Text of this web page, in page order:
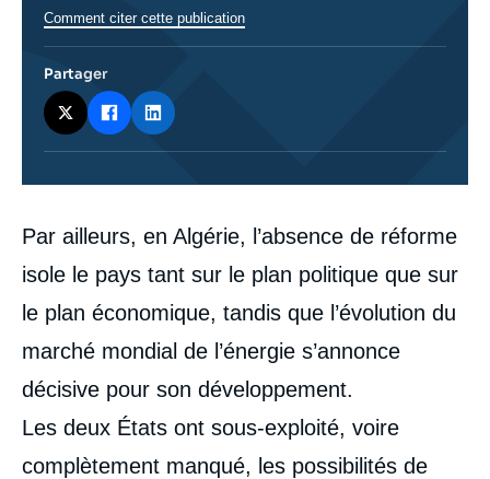
Corps
analyses
Par ailleurs, en Algérie, l’absence de réforme
isole le pays tant sur le plan politique que sur
le plan économique, tandis que l’évolution du
marché mon­dial de l’énergie s’annonce
décisive pour son développement.
Les deux États ont sous-exploité, voire
complètement man­qué, les possibilités de
Comment citer cette publication
Partager